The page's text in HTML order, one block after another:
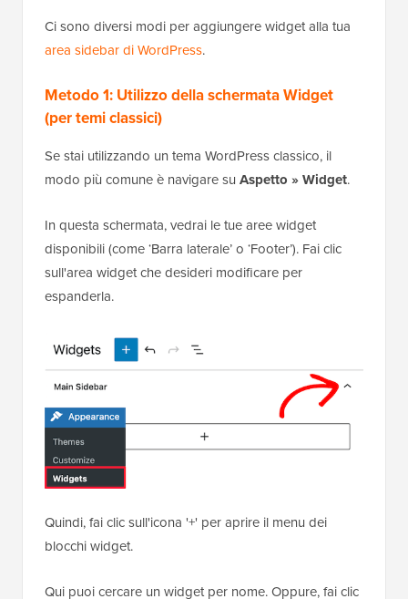
Ci sono diversi modi per aggiungere widget alla tua
area sidebar di WordPress.
Metodo 1: Utilizzo della schermata Widget
(per temi classici)
Se stai utilizzando un tema WordPress classico, il
modo più comune è navigare su Aspetto » Widget.
In questa schermata, vedrai le tue aree widget
disponibili (come ‘Barra laterale’ o ‘Footer’). Fai clic
sull'area widget che desideri modificare per
espanderla.
Quindi, fai clic sull'icona '+' per aprire il menu dei
blocchi widget.
Qui puoi cercare un widget per nome. Oppure, fai clic